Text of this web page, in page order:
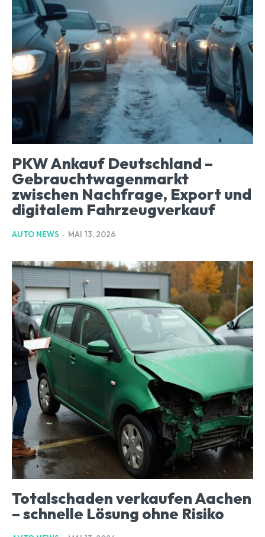
PKW Ankauf Deutschland –
Gebrauchtwagenmarkt
zwischen Nachfrage, Export und
digitalem Fahrzeugverkauf
AUTO NEWS - MAI 13, 2026
Totalschaden verkaufen Aachen
– schnelle Lösung ohne Risiko